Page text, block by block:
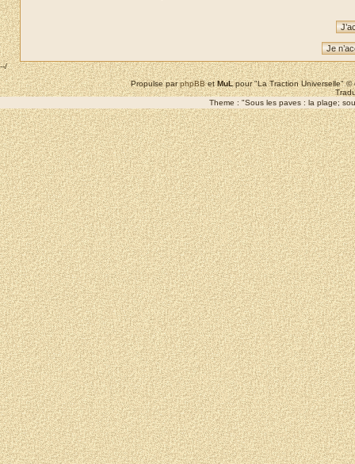
--/
Propulse parphpBBetMuLpour "La Traction Universelle"
Theme : "Sous les paves : la plage;